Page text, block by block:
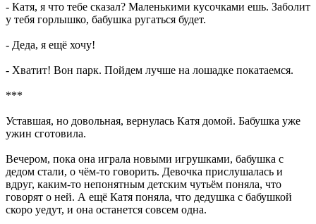
- Катя, я что тебе сказал? Маленькими кусочками ешь. Заболит
у тебя горлышко, бабушка ругаться будет.
- Деда, я ещё хочу!
- Хватит! Вон парк. Пойдем лучше на лошадке покатаемся.
***
Уставшая, но довольная, вернулась Катя домой. Бабушка уже
ужин сготовила.
Вечером, пока она играла новыми игрушками, бабушка с
дедом стали, о чём-то говорить. Девочка прислушалась и
вдруг, каким-то непонятным детским чутьём поняла, что
говорят о ней. А ещё Катя поняла, что дедушка с бабушкой
скоро уедут, и она останется совсем одна.